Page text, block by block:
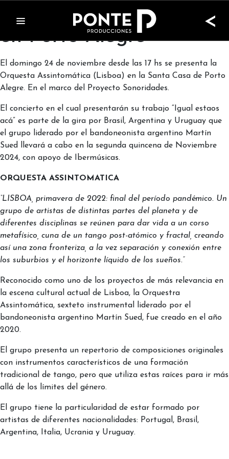
<
Orquesta Assintomatica
en Porto Alegre
El domingo 24 de noviembre desde las 17 hs se presenta la
Orquesta Assintomática (Lisboa) en la Santa Casa de Porto
Alegre. En el marco del Proyecto Sonoridades.
El concierto en el cual presentarán su trabajo “Igual estaos
acá” es parte de la gira por Brasil, Argentina y Uruguay que
el grupo liderado por el bandoneonista argentino Martín
Sued llevará a cabo en la segunda quincena de Noviembre
2024, con apoyo de Ibermúsicas.
ORQUESTA ASSINTOMATICA
“LISBOA, primavera de 2022: final del período pandémico. Un
grupo de artistas de distintas partes del planeta y de
diferentes disciplinas se reúnen para dar vida a un corso
metafísico, cuna de un tango post-atómico y fractal, creando
así una zona fronteriza, a la vez separación y conexión entre
los suburbios y el horizonte líquido de los sueños.”
Reconocido como uno de los proyectos de más relevancia en
la escena cultural actual de Lisboa, la Orquestra
Assintomática, sexteto instrumental liderado por el
bandoneonista argentino Martín Sued, fue creado en el año
2020.
El grupo presenta un repertorio de composiciones originales
con instrumentos característicos de una formación
tradicional de tango, pero que utiliza estas raíces para ir más
allá de los límites del género.
El grupo tiene la particularidad de estar formado por
artistas de diferentes nacionalidades: Portugal, Brasil,
Argentina, Italia, Ucrania y Uruguay.